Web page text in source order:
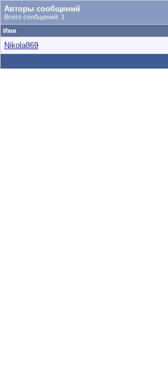
Авторы сообщений
Всего сообщений: 1
Имя
Nikola869